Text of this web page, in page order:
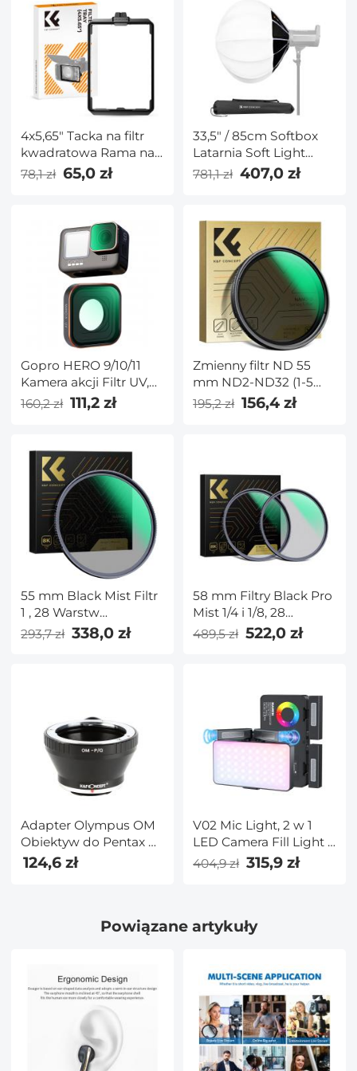
Nano - Seria Nano-X
4x5,65" Tacka na filtr
kwadratowa Rama na
filtr do Matte Box
78,1 zł 65,0 zł
33,5" / 85cm Softbox
Latarnia Soft Light
Modifier Quick Release
Light Diffuser Softbox
mocowaniem Bowens
z torbą transportową
do studia
fotograficznego
Speedlite Flash i
Monolight
781,1 zł 407,0 zł
Gopro HERO 9/10/11
Kamera akcji Filtr UV,
obiektyw o wysokiej
wodoodporna i
odporna na
zarysowania
160,2 zł 111,2 zł
Zmienny filtr ND 55
mm ND2-ND32 (1-5
przystanków) Filtr
warstwami powłoki
nano Seria Nano-
Dazzle
195,2 zł 156,4 zł
55 mm Black Mist Filtr
1 , 28 Warstw
Nanopowłoki - Seria
Nano-X
293,7 zł 338,0 zł
58 mm Filtry Black Pro
Mist 1/4 i 1/8, 28
Warstwowa Powłoka
Nano - Seria Nano-X
489,5 zł 522,0 zł
Adapter Olympus OM
Obiektyw do Pentax Q
Aparat
124,6 zł
V02 Mic Light, 2 w 1
LED Camera Fill Light z
podwójnym
mikrofonem stereo,
Akumulator, CRI 95+,
wypełniające panel
404,9 zł 315,9 zł
Powiązane artykuły